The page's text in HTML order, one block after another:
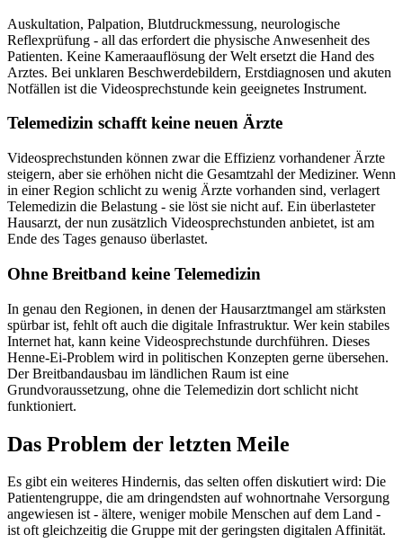
Auskultation, Palpation, Blutdruckmessung, neurologische
Reflexprüfung - all das erfordert die physische Anwesenheit des
Patienten. Keine Kameraauflösung der Welt ersetzt die Hand des
Arztes. Bei unklaren Beschwerdebildern, Erstdiagnosen und akuten
Notfällen ist die Videosprechstunde kein geeignetes Instrument.
Telemedizin schafft keine neuen Ärzte
Videosprechstunden können zwar die Effizienz vorhandener Ärzte
steigern, aber sie erhöhen nicht die Gesamtzahl der Mediziner. Wenn
in einer Region schlicht zu wenig Ärzte vorhanden sind, verlagert
Telemedizin die Belastung - sie löst sie nicht auf. Ein überlasteter
Hausarzt, der nun zusätzlich Videosprechstunden anbietet, ist am
Ende des Tages genauso überlastet.
Ohne Breitband keine Telemedizin
In genau den Regionen, in denen der Hausarztmangel am stärksten
spürbar ist, fehlt oft auch die digitale Infrastruktur. Wer kein stabiles
Internet hat, kann keine Videosprechstunde durchführen. Dieses
Henne-Ei-Problem wird in politischen Konzepten gerne übersehen.
Der Breitbandausbau im ländlichen Raum ist eine
Grundvoraussetzung, ohne die Telemedizin dort schlicht nicht
funktioniert.
Das Problem der letzten Meile
Es gibt ein weiteres Hindernis, das selten offen diskutiert wird: Die
Patientengruppe, die am dringendsten auf wohnortnahe Versorgung
angewiesen ist - ältere, weniger mobile Menschen auf dem Land -
ist oft gleichzeitig die Gruppe mit der geringsten digitalen Affinität.